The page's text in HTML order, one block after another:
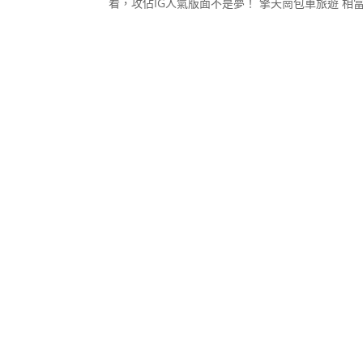
看，攻佔IG人氣版面不是夢！ 擎天崗包車旅遊 相